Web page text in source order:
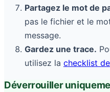
Partagez le mot de
pas le fichier et le
message.
Gardez une trace.
utilisez la checklist
Déverrouiller